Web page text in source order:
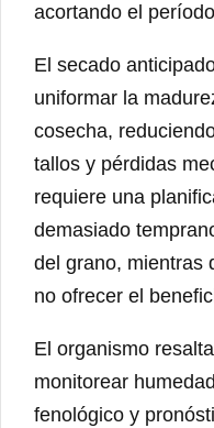
acortando el
El secado
uniformar la
cosecha,
tallos y pérdidas
requiere una
demasiado
del grano, mientras
no ofrecer el
El organismo
monitorear
fenológico y